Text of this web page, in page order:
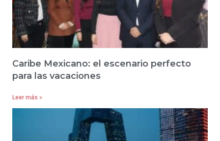
Caribe Mexicano: el escenario perfecto
para las vacaciones
Leer más »